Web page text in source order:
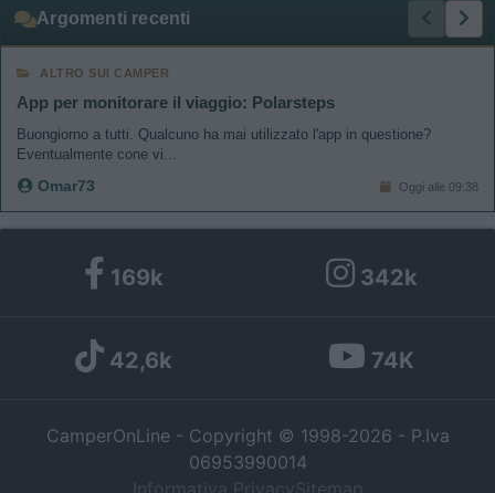
Argomenti recenti
ALTRO SUI CAMPER
App per monitorare il viaggio: Polarsteps
Buongiorno a tutti. Qualcuno ha mai utilizzato l'app in questione?
Eventualmente cone vi...
Omar73 Oggi alle 09:38
169k 342k
42,6k 74K
CamperOnLine - Copyright © 1998-2026 - P.Iva
06953990014